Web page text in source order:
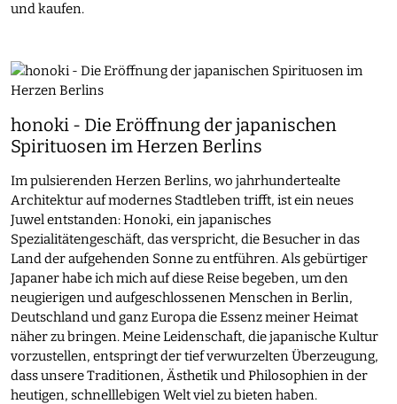
und kaufen.
honoki - Die Eröffnung der japanischen
Spirituosen im Herzen Berlins
Im pulsierenden Herzen Berlins, wo jahrhundertealte
Architektur auf modernes Stadtleben trifft, ist ein neues
Juwel entstanden: Honoki, ein japanisches
Spezialitätengeschäft, das verspricht, die Besucher in das
Land der aufgehenden Sonne zu entführen. Als gebürtiger
Japaner habe ich mich auf diese Reise begeben, um den
neugierigen und aufgeschlossenen Menschen in Berlin,
Deutschland und ganz Europa die Essenz meiner Heimat
näher zu bringen. Meine Leidenschaft, die japanische Kultur
vorzustellen, entspringt der tief verwurzelten Überzeugung,
dass unsere Traditionen, Ästhetik und Philosophien in der
heutigen, schnelllebigen Welt viel zu bieten haben.